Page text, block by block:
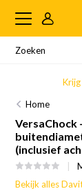
Krijg
Home
VersaChock
(inclusief
Bekijk alles